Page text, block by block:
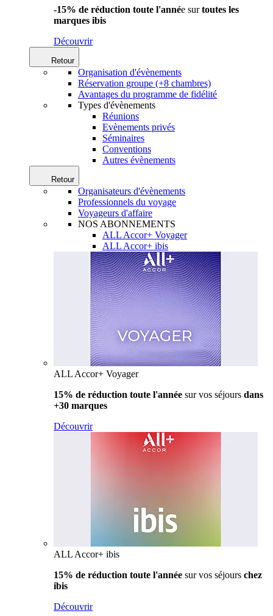
-15% de réduction toute l'année surtoutes les
marques ibis
Découvrir
Retour
Organisation d'évènements
Réservation groupe (+8 chambres)
Avantages du programme de fidélité
Types d'évènements
Réunions
Evènements privés
Séminaires
Conventions
Autres évènements
Retour
Organisateurs d'évènements
Professionnels du voyage
Voyageurs d'affaire
NOS ABONNEMENTS
ALL Accor+ Voyager
ALL Accor+ ibis
ALL Accor+ Voyager
15% de réduction toute l'année sur vos séjours dans
+30 marques
Découvrir
ALL Accor+ ibis
15% de réduction toute l'année sur vos séjours chez
ibis
Découvrir